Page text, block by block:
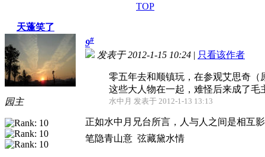
TOP
天蓬笑了
园主
9#
发表于 2012-1-15 10:24 | 只看该作者
零五年去和顺镇玩，在参观艾思奇
这些大人物在一起，难怪后来成了毛
水中月 发表于 2012-1-13 13:13
正如水中月兄台所言，人与人之间是相互
笔隐青山意 弦藏黛水情